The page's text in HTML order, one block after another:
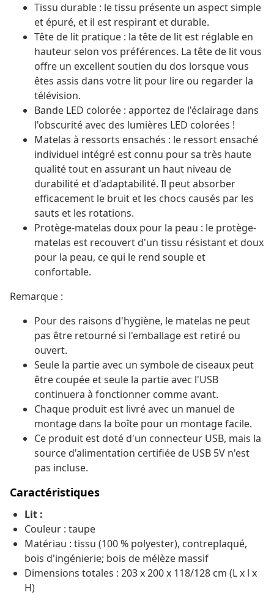
Tissu durable : le tissu présente un aspect simple
et épuré, et il est respirant et durable.
Tête de lit pratique : la tête de lit est réglable en
hauteur selon vos préférences. La tête de lit vous
offre un excellent soutien du dos lorsque vous
êtes assis dans votre lit pour lire ou regarder la
télévision.
Bande LED colorée : apportez de l'éclairage dans
l'obscurité avec des lumières LED colorées !
Matelas à ressorts ensachés : le ressort ensaché
individuel intégré est connu pour sa très haute
qualité tout en assurant un haut niveau de
durabilité et d'adaptabilité. Il peut absorber
efficacement le bruit et les chocs causés par les
sauts et les rotations.
Protège-matelas doux pour la peau : le protège-
matelas est recouvert d'un tissu résistant et doux
pour la peau, ce qui le rend souple et
confortable.
Remarque :
Pour des raisons d'hygiène, le matelas ne peut
pas être retourné si l'emballage est retiré ou
ouvert.
Seule la partie avec un symbole de ciseaux peut
être coupée et seule la partie avec l'USB
continuera à fonctionner comme avant.
Chaque produit est livré avec un manuel de
montage dans la boîte pour un montage facile.
Ce produit est doté d'un connecteur USB, mais la
source d'alimentation certifiée de USB 5V n'est
pas incluse.
Caractéristiques
Lit :
Couleur : taupe
Matériau : tissu (100 % polyester), contreplaqué,
bois d'ingénierie; bois de mélèze massif
Dimensions totales : 203 x 200 x 118/128 cm (L x l x
H)